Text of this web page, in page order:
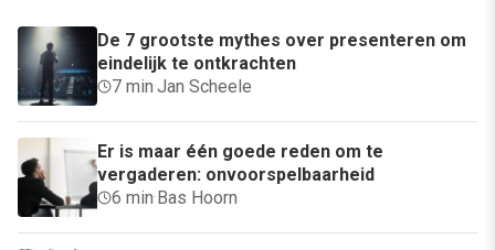
De 7 grootste mythes over presenteren om
eindelijk te ontkrachten
7 min·Jan Scheele
Er is maar één goede reden om te
vergaderen: onvoorspelbaarheid
6 min·Bas Hoorn